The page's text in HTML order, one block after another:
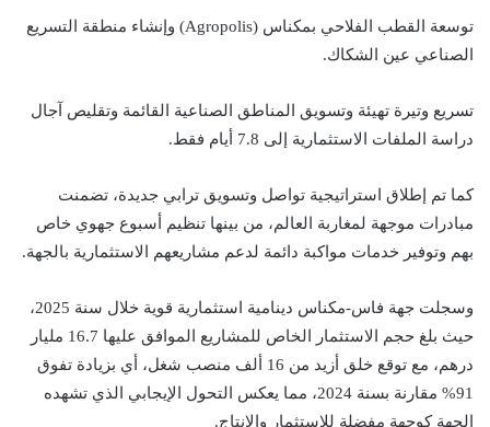
توسعة القطب الفلاحي بمكناس (Agropolis) وإنشاء منطقة التسريع
الصناعي عين الشكاك.
تسريع وتيرة تهيئة وتسويق المناطق الصناعية القائمة وتقليص آجال
دراسة الملفات الاستثمارية إلى 7.8 أيام فقط.
كما تم إطلاق استراتيجية تواصل وتسويق ترابي جديدة، تضمنت
مبادرات موجهة لمغاربة العالم، من بينها تنظيم أسبوع جهوي خاص
بهم وتوفير خدمات مواكبة دائمة لدعم مشاريعهم الاستثمارية بالجهة.
وسجلت جهة فاس-مكناس دينامية استثمارية قوية خلال سنة 2025،
حيث بلغ حجم الاستثمار الخاص للمشاريع الموافق عليها 16.7 مليار
درهم، مع توقع خلق أزيد من 16 ألف منصب شغل، أي بزيادة تفوق
91% مقارنة بسنة 2024، مما يعكس التحول الإيجابي الذي تشهده
الجهة كوجهة مفضلة للاستثمار والإنتاج.